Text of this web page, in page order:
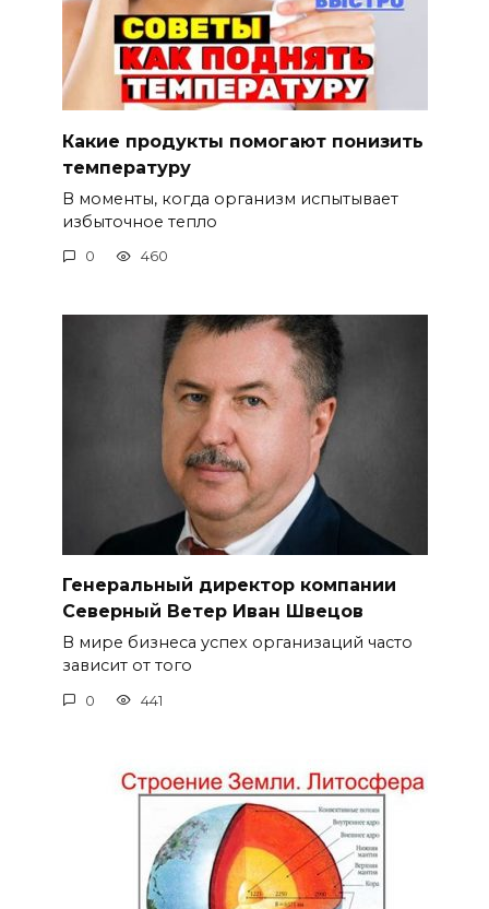
Какие продукты помогают понизить
температуру
В моменты, когда организм испытывает
избыточное тепло
0 460
Генеральный директор компании
Северный Ветер Иван Швецов
В мире бизнеса успех организаций часто
зависит от того
0 441